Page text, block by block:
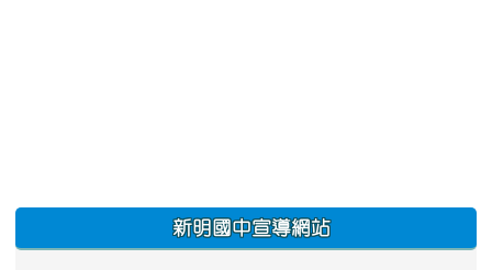
:::
新明國中宣導網站